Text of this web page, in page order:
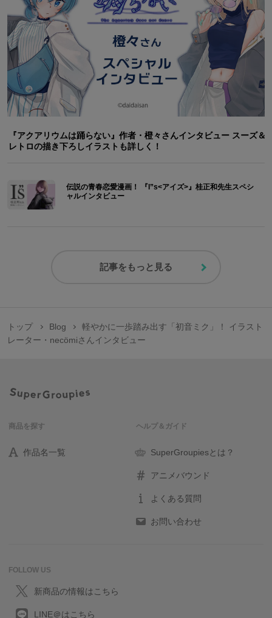
『アクアリウムは踊らない』作者・橙々さんインタビュー スーズ＆
レトロの描き下ろしイラストも詳しく！
伝説の青春恋愛漫画！ 『I”s<アイズ>』桂正和先生スペシ
ャルインタビュー
記事をもっと見る
トップ Blog
軽やかに一歩踏み出す「初音ミク」！ イラスト
レーター・necömiさんインタビュー
商品を探す
作品名一覧
ヘルプ＆ガイド
SuperGroupiesとは？
アニメバウンド
よくある質問
お問い合わせ
FOLLOW US
新商品の情報はこちら
LINE＠はこちら